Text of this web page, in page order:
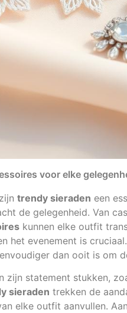
voor elke
trendy sieraden een
de gelegenheid. Van
kunnen elke outfit
het evenement is
dan ooit is om
zijn statement stukken,
sieraden trekken de
elke outfit aanvullen.